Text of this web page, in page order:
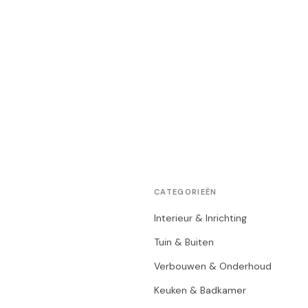
CATEGORIEËN
Interieur & Inrichting
Tuin & Buiten
Verbouwen & Onderhoud
Keuken & Badkamer